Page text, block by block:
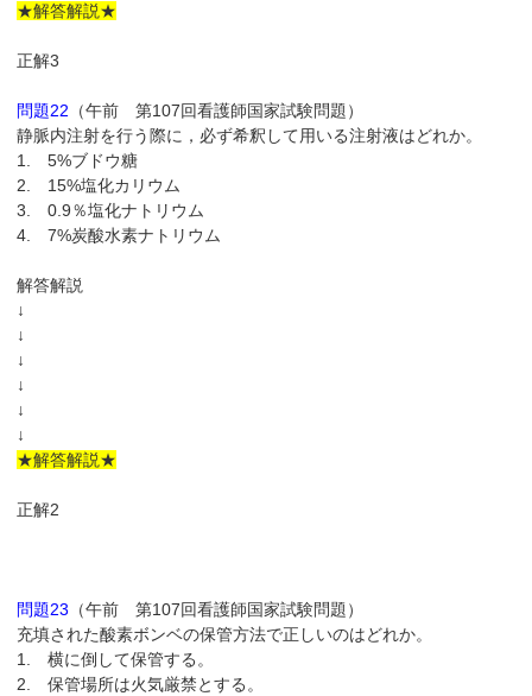
★解答解説★
正解3
問題22 （午前 第107回看護師国家試験問題）
静脈内注射を行う際に，必ず希釈して用いる注射液はどれか。
1. 5%ブドウ糖
2. 15%塩化カリウム
3. 0.9％塩化ナトリウム
4. 7%炭酸水素ナトリウム
解答解説
↓
↓
↓
↓
↓
↓
★解答解説★
正解2
問題23 （午前 第107回看護師国家試験問題）
充填された酸素ボンベの保管方法で正しいのはどれか。
1. 横に倒して保管する。
2. 保管場所は火気厳禁とする。